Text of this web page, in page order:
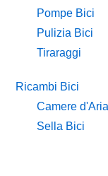
Pompe Bici
Pulizia Bici
Tiraraggi
Ricambi Bici
Camere d'Aria
Sella Bici